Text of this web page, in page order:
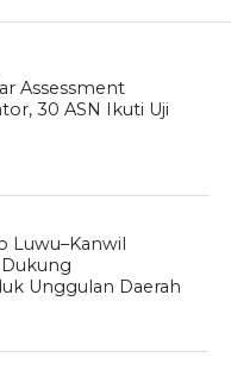
Assessment
30 ASN Ikuti Uji
Luwu–Kanwil
Unggulan Daerah